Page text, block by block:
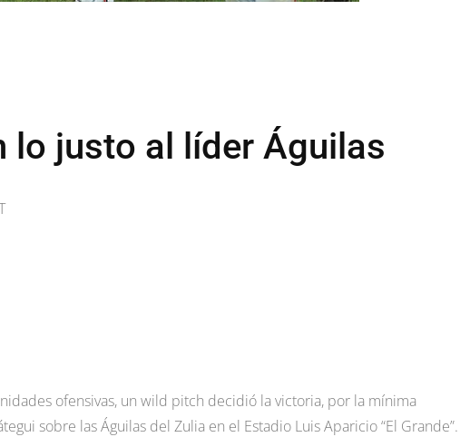
lo justo al líder Águilas
ofensivas, un wild pitch decidió la victoria, por la mínima
sobre las Águilas del Zulia en el Estadio Luis Aparicio “El Grande”.